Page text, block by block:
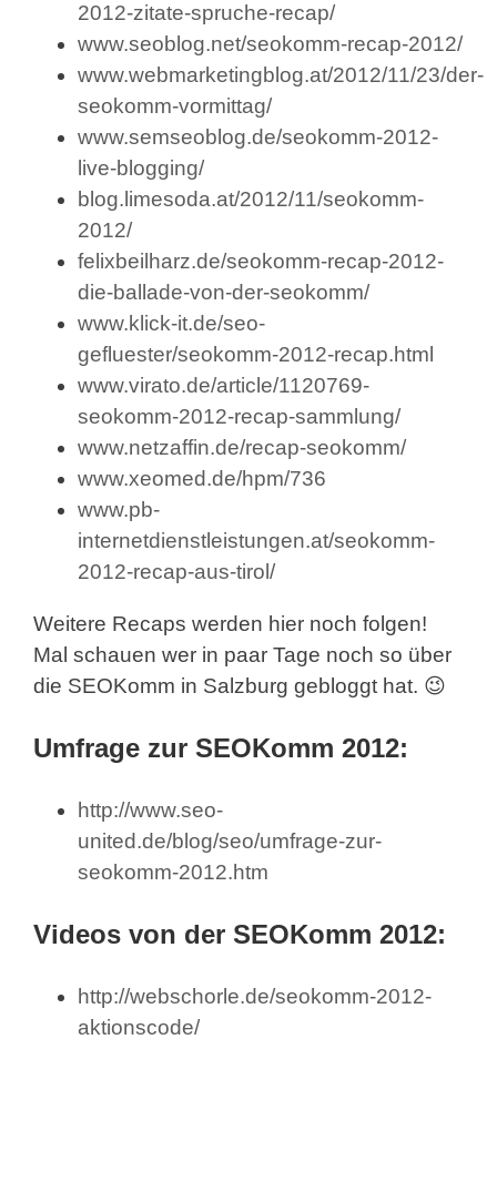
2012-zitate-spruche-recap/
www.seoblog.net/seokomm-recap-2012/
www.webmarketingblog.at/2012/11/23/der-
seokomm-vormittag/
www.semseoblog.de/seokomm-2012-
live-blogging/
blog.limesoda.at/2012/11/seokomm-
2012/
felixbeilharz.de/seokomm-recap-2012-
die-ballade-von-der-seokomm/
www.klick-it.de/seo-
gefluester/seokomm-2012-recap.html
www.virato.de/article/1120769-
seokomm-2012-recap-sammlung/
www.netzaffin.de/recap-seokomm/
www.xeomed.de/hpm/736
www.pb-
internetdienstleistungen.at/seokomm-
2012-recap-aus-tirol/
Weitere Recaps werden hier noch folgen!
Mal schauen wer in paar Tage noch so über
die SEOKomm in Salzburg gebloggt hat. 😉
Umfrage zur SEOKomm 2012:
http://www.seo-
united.de/blog/seo/umfrage-zur-
seokomm-2012.htm
Videos von der SEOKomm 2012:
http://webschorle.de/seokomm-2012-
aktionscode/